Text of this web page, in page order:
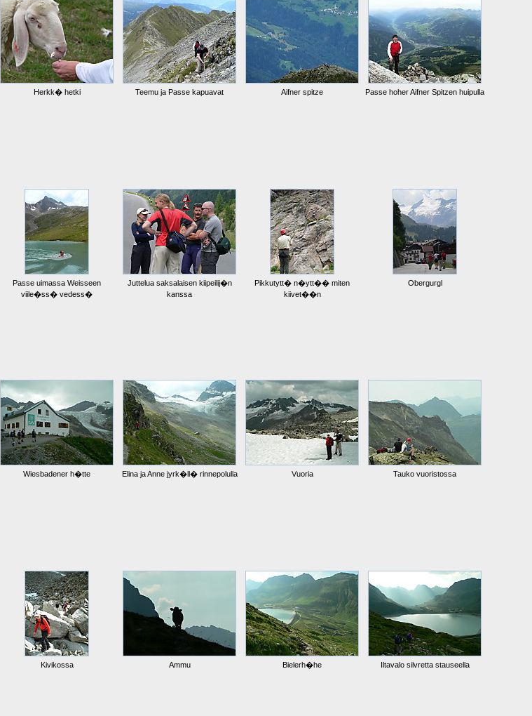
Herkk� hetki Teemu ja Passe kapuavat Aifner spitze Passe hoher Aifner Spitzen huipulla
Passe uimassa Weisseen
viile�ss� vedess�
Juttelua saksalaisen kiipeilij�n
kanssa
Pikkutytt� n�ytt�� miten
kiivet��n
Obergurgl
Wiesbadener h�tte Elina ja Anne jyrk�ll� rinnepolulla Vuoria Tauko vuoristossa
Kivikossa Ammu Bielerh�he Iltavalo silvretta stauseella